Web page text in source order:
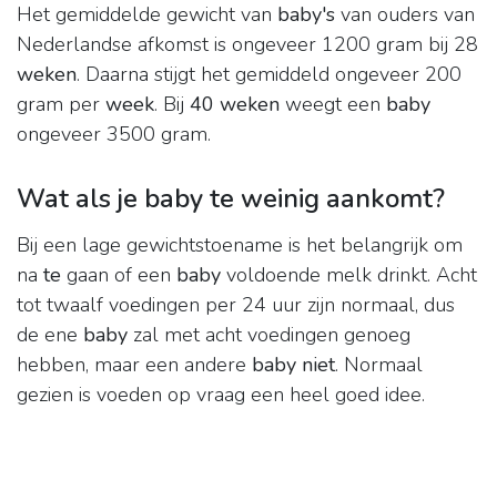
Het gemiddelde gewicht van baby's van ouders van
Nederlandse afkomst is ongeveer 1200 gram bij 28
weken. Daarna stijgt het gemiddeld ongeveer 200
gram per week. Bij 40 weken weegt een baby
ongeveer 3500 gram.
Wat als je baby te weinig aankomt?
Bij een lage gewichtstoename is het belangrijk om
na te gaan of een baby voldoende melk drinkt. Acht
tot twaalf voedingen per 24 uur zijn normaal, dus
de ene baby zal met acht voedingen genoeg
hebben, maar een andere baby niet. Normaal
gezien is voeden op vraag een heel goed idee.